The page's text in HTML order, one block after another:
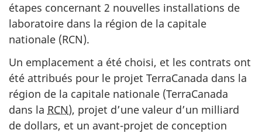
étapes concernant 2 nouvelles installations de
laboratoire dans la région de la capitale
nationale (RCN).
Un emplacement a été choisi, et les contrats ont
été attribués pour le projet TerraCanada dans la
région de la capitale nationale (TerraCanada
dans la RCN), projet d’une valeur d’un milliard
de dollars, et un avant-projet de conception